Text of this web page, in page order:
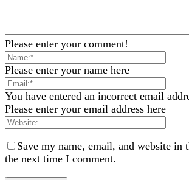
Please enter your comment!
Please enter your name here
You have entered an incorrect email
Please enter your email address here
Save my name, email, and website in
the next time I comment.